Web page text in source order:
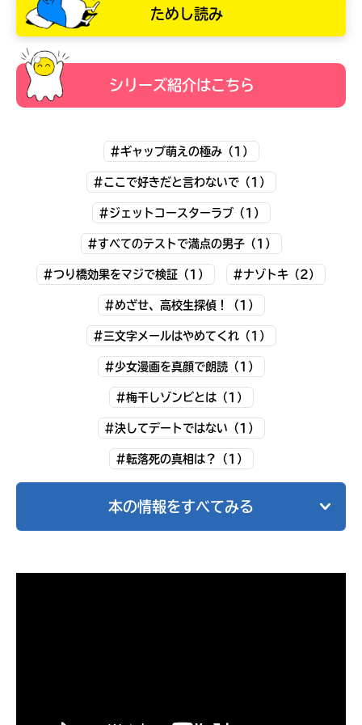
ためし読み
シリーズ紹介はこちら
#ギャップ萌えの極み（1）
#ここで好きだと言わないで（1）
#ジェットコースターラブ（1）
#すべてのテストで満点の男子（1）
#つり橋効果をマジで検証（1） #ナゾトキ（2）
#めざせ、高校生探偵！（1）
#三文字メールはやめてくれ（1）
#少女漫画を真顔で朗読（1）
#梅干しゾンビとは（1）
#決してデートではない（1）
#転落死の真相は？（1）
本の情報をすべてみる